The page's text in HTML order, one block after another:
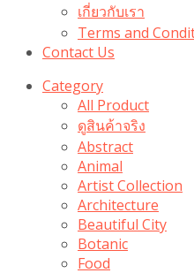
เกี่ยวกับเรา
Terms and
Contact Us
Category
All Product
ดูสินค้าจริง
Abstract
Animal
Artist Collection
Architecture
Beautiful City
Botanic
Food